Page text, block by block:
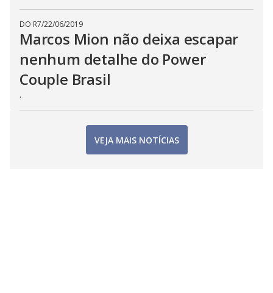
DO R7/22/06/2019
Marcos Mion não deixa escapar
nenhum detalhe do Power
Couple Brasil
.
VEJA MAIS NOTÍCIAS